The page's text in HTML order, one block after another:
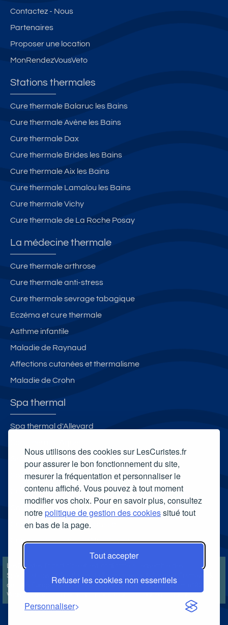
Nous utilisons des cookies sur LesCuristes.fr
pour assurer le bon fonctionnement du site,
mesurer la fréquentation et personnaliser le
contenu affiché. Vous pouvez à tout moment
modifier vos choix. Pour en savoir plus, consultez
notrepolitique de gestion des cookiessitué tout
en bas de la page.
Tout accepter
Refuser les cookies non essentiels
Personnaliser
Contactez - Nous
Partenaires
Proposer une location
MonRendezVousVeto
Stations thermales
Cure thermale Balaruc les Bains
Cure thermale Avène les Bains
Cure thermale Dax
Cure thermale Brides les Bains
Cure thermale Aix les Bains
Cure thermale Lamalou les Bains
Cure thermale Vichy
Cure thermale de La Roche Posay
La médecine thermale
Cure thermale arthrose
Cure thermale anti-stress
Cure thermale sevrage tabagique
Eczéma et cure thermale
Asthme infantile
Maladie de Raynaud
Affections cutanées et thermalisme
Maladie de Crohn
Spa thermal
Spa thermal d'Allevard
Grand Spa thermal
Spa thermal Aiga Resort
Carte cadeau spa Vichy
Carte cadeau spa Bagnoles-de-l'Orne
Carte cadeau spa Saubusse
Carte cadeau spa Châtel-Guyon
LesCuristes.fr participe et est conforme à l'ensemble des
Spécifications et Politiques du Transparency & Consent Framework
de l'IAB Europe et utilise la Consent Management Platform n°92.
Vous pouvez modifier vos choix à tout moment encliquant ici.